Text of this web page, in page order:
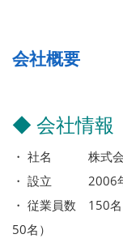
会社概要
◆ 会社情報
・ 社名 株式会社
・ 設立 2006年
・ 従業員数 150
50名）